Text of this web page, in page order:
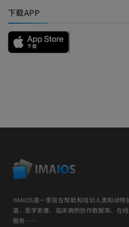
下载APP
IMAIOS是一家旨在帮助和培训人类和动
谱、医学影像、临床病例协作数据库、在
服务……